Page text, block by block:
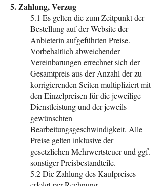
5. Zahlung, Verzug
5.1 Es gelten die zum Zeitpunkt der
Bestellung auf der Website der
Anbieterin aufgeführten Preise.
Vorbehaltlich abweichender
Vereinbarungen errechnet sich der
Gesamtpreis aus der Anzahl der zu
korrigierenden Seiten multipliziert mit
den Einzelpreisen für die jeweilige
Dienstleistung und der jeweils
gewünschten
Bearbeitungsgeschwindigkeit. Alle
Preise gelten inklusive der
gesetzlichen Mehrwertsteuer und ggf.
sonstiger Preisbestandteile.
5.2 Die Zahlung des Kaufpreises